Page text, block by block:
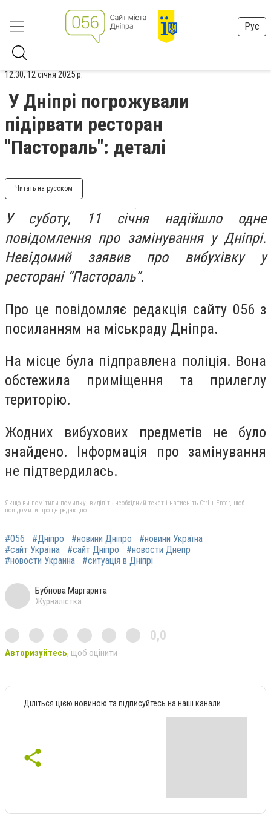
Рус
12:30, 12 січня 2025 р.
У Дніпрі погрожували
підірвати ресторан
"Пастораль": деталі
Читать на русском
У суботу, 11 січня надійшло одне
повідомлення про замінування у Дніпрі.
Невідомий заявив про вибухівку у
ресторані “Пастораль”.
Про це повідомляє редакція сайту 056 з
посиланням на міськраду Дніпра.
На місце була підправлена поліція. Вона
обстежила приміщення та прилеглу
територію.
Жодних вибухових предметів не було
знайдено. Інформація про замінування
не підтвердилась.
Якщо ви помітили помилку, виділіть необхідний текст і натисніть Ctrl + Enter, щоб
повідомити про це редакцію
#056 #Дніпро #новини Дніпро
#новини Україна
#сайт Україна
#сайт Дніпро
#новости Днепр
#новости Украина
#ситуація в Дніпрі
Бубнова Маргарита
Журналістка
0,0
Авторизуйтесь, щоб оцінити
Діліться цією новиною та підписуйтесь на наші канали